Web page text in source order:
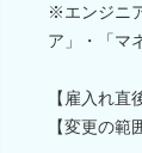
※エンジニ
ア」・「マ
【雇入れ直
【変更の